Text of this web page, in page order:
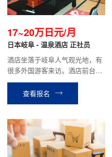
17~20万日元/月
日本岐阜 - 温泉酒店 正社员
酒店坐落于岐阜人气观光地，有
很多外国游客来访。酒店前台翻
译，办理手续，餐厅服务，客房
整理等相关工作。
查看报名